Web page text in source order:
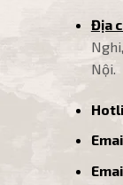
Địa
Nội.